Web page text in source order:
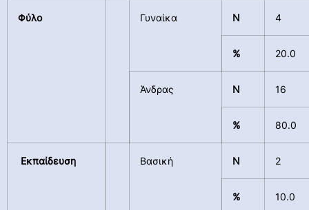
Φύλο Γυναίκα N 4
% 20.0
Άνδρας N 16
% 80.0
Εκπαίδευση Βασική N 2
% 10.0